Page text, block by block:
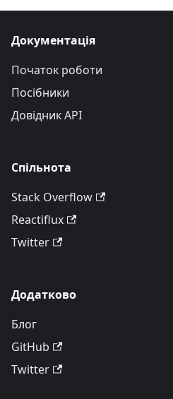
Документація
Початок роботи
Посібники
Довідник API
Спільнота
Stack Overflow
Reactiflux
Twitter
Додатково
Блог
GitHub
Twitter